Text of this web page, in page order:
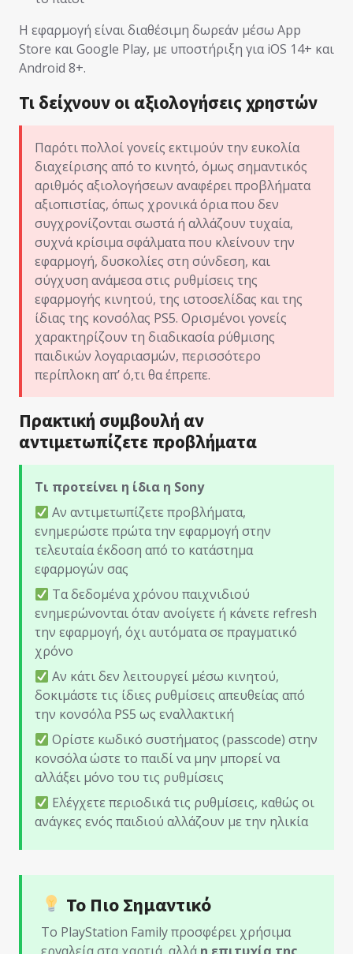
Η εφαρμογή είναι διαθέσιμη δωρεάν μέσω App
Store και Google Play, με υποστήριξη για iOS 14+ και
Android 8+.
Τι δείχνουν οι αξιολογήσεις χρηστών
Παρότι πολλοί γονείς εκτιμούν την ευκολία
διαχείρισης από το κινητό, όμως σημαντικός
αριθμός αξιολογήσεων αναφέρει προβλήματα
αξιοπιστίας, όπως χρονικά όρια που δεν
συγχρονίζονται σωστά ή αλλάζουν τυχαία,
συχνά κρίσιμα σφάλματα που κλείνουν την
εφαρμογή, δυσκολίες στη σύνδεση, και
σύγχυση ανάμεσα στις ρυθμίσεις της
εφαρμογής κινητού, της ιστοσελίδας και της
ίδιας της κονσόλας PS5. Ορισμένοι γονείς
χαρακτηρίζουν τη διαδικασία ρύθμισης
παιδικών λογαριασμών, περισσότερο
περίπλοκη απ’ ό,τι θα έπρεπε.
Πρακτική συμβουλή αν
αντιμετωπίζετε προβλήματα
Τι προτείνει η ίδια η Sony
Αν αντιμετωπίζετε προβλήματα,
ενημερώστε πρώτα την εφαρμογή στην
τελευταία έκδοση από το κατάστημα
εφαρμογών σας
Τα δεδομένα χρόνου παιχνιδιού
ενημερώνονται όταν ανοίγετε ή κάνετε refresh
την εφαρμογή, όχι αυτόματα σε πραγματικό
χρόνο
Αν κάτι δεν λειτουργεί μέσω κινητού,
δοκιμάστε τις ίδιες ρυθμίσεις απευθείας από
την κονσόλα PS5 ως εναλλακτική
Ορίστε κωδικό συστήματος (passcode) στην
κονσόλα ώστε το παιδί να μην μπορεί να
αλλάξει μόνο του τις ρυθμίσεις
Ελέγχετε περιοδικά τις ρυθμίσεις, καθώς οι
ανάγκες ενός παιδιού αλλάζουν με την ηλικία
Το Πιο Σημαντικό
Το PlayStation Family προσφέρει χρήσιμα